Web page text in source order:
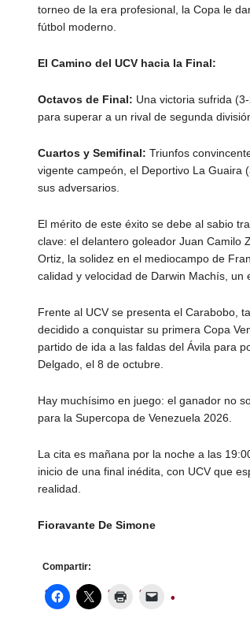
torneo de la era profesional, la Copa le
fútbol moderno.
El Camino del UCV hacia la Final:
Octavos de Final: Una victoria sufrida
para superar a un rival de segunda
Cuartos y Semifinal: Triunfos
vigente campeón, el Deportivo La Guaira
sus adversarios.
El mérito de este éxito se debe al sabio
clave: el delantero goleador Juan Camilo
Ortiz, la solidez en el mediocampo de
calidad y velocidad de Darwin Machís, un
Frente al UCV se presenta el Carabobo,
decidido a conquistar su primera Copa
partido de ida a las faldas del Ávila para
Delgado, el 8 de octubre.
Hay muchísimo en juego: el ganador no
para la Supercopa de Venezuela 2026.
La cita es mañana por la noche a las
inicio de una final inédita, con UCV que
realidad.
Fioravante De Simone
Compartir: